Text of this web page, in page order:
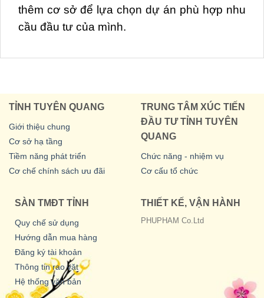
thêm cơ sở để lựa chọn dự án phù hợp nhu
cầu đầu tư của mình.
TỈNH TUYÊN QUANG
Giới thiệu chung
Cơ sở hạ tầng
Tiềm năng phát triển
Cơ chế chính sách ưu đãi
TRUNG TÂM XÚC TIẾN
ĐẦU TƯ TỈNH TUYÊN
QUANG
Chức năng - nhiệm vụ
Cơ cấu tổ chức
SÀN TMĐT TỈNH
Quy chế sử dụng
Hướng dẫn mua hàng
Đăng ký tài khoản
Thông tin rao vặt
Hệ thống văn bản
THIẾT KẾ, VẬN HÀNH
PHUPHAM Co.Ltd